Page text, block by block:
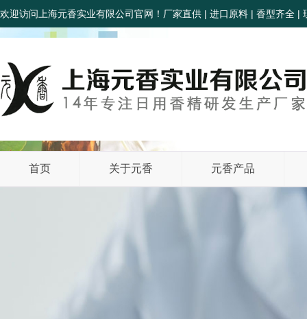
欢迎访问上海元香实业有限公司官网！厂家直供 | 进口原料 | 香型齐全 |
首页 关于元香 元香产品